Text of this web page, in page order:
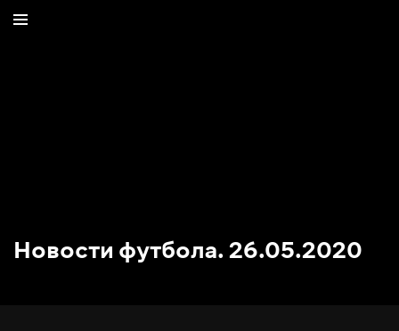
Новости футбола. 26.05.2020